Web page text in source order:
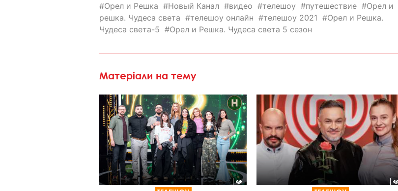
Орел и Решка Новый Канал видео телешоу путешествие
Орел и
решка. Чудеса света
телешоу онлайн телешоу 2021
Орел и Решка.
Чудеса света-5
Орел и Решка. Чудеса света 5 сезон
Матеріали на тему